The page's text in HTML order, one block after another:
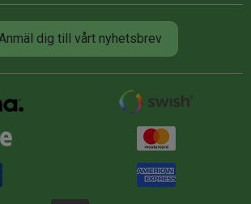
dig till vårt nyhetsbrev